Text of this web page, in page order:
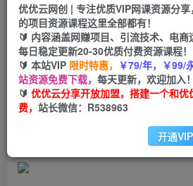
云币 9.9 云币
会员免费
立即购买
您当前未登录！建议登陆
优优云网创 | 专注优质VIP网课资源分
的项目资源课程这里全部都有！
🔰 内容涵盖网赚项目、引流技术、电商
每日稳定更新20-30优质付费资源课程！
🔰 本站VIP 限时特惠， ￥79/年，￥99/
站资源免费下载， 每天更新，欢迎加入！
🔰 优优云分享开放加盟，搭建一个和
费， 站长微信：R538963
开通